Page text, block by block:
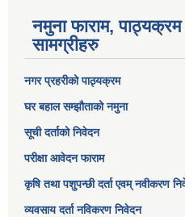
नमुना फाराम, पाठ्यक्रम
सामग्रीहरु
नगर प्रहरीको पाठ्यक्रम
घर बहाल सम्झौताको नमुना
सूची दर्ताको निवेदन
परीक्षा आवेदन फाराम
कृषि तथा पशुपन्छी दर्ता एवम् नवीकरण
व्यवसाय दर्ता नविकरण निवेदन